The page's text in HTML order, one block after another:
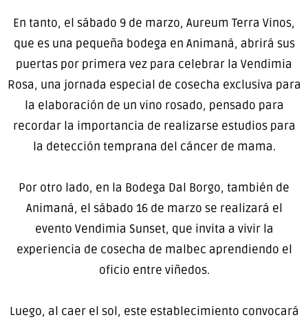
En tanto, el sábado 9 de marzo, Aureum Terra Vinos,
que es una pequeña bodega en Animaná, abrirá sus
puertas por primera vez para celebrar la Vendimia
Rosa, una jornada especial de cosecha exclusiva para
la elaboración de un vino rosado, pensado para
recordar la importancia de realizarse estudios para
la detección temprana del cáncer de mama.
Por otro lado, en la Bodega Dal Borgo, también de
Animaná, el sábado 16 de marzo se realizará el
evento Vendimia Sunset, que invita a vivir la
experiencia de cosecha de malbec aprendiendo el
oficio entre viñedos.
Luego, al caer el sol, este establecimiento convocará